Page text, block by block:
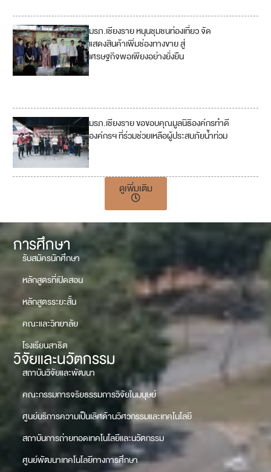
มรภ.เชียงราย หนุนชุมชนท่องเที่ยว จัด
แสดงสินค้าเพิ่มช่องทางขาย สู่
เศรษฐกิจพอเพียงอย่างยั่งยืน
มรภ.เชียงราย ขอขอบคุณมูลนิธิองค์กรทำดี
องค์กรฯ ที่ร่วมช่วยเหลือผู้ประสบภัยน้ำท่วม
ดูเพิ่มเติม
การศึกษา
รับสมัครนักศึกษา
หลักสูตรที่เปิดสอน
หลักสูตรระยะสั้น
คณะและวิทยาลัย
โรงเรียนสาธิต
วิจัยและนวัตกรรม
สถาบันวิจัยและพัฒนา
คณะกรรมการจริยธรรมการวิจัยในมนุษย์
ศูนย์บริการความเป็นเลิศด้านวิศวกรรมและเทคโนโลยี
สถาบันการถ่ายทอดเทคโนโลยีและนวัตกรรม
ศูนย์พัฒนาเทคโนโลยีทางการศึกษา